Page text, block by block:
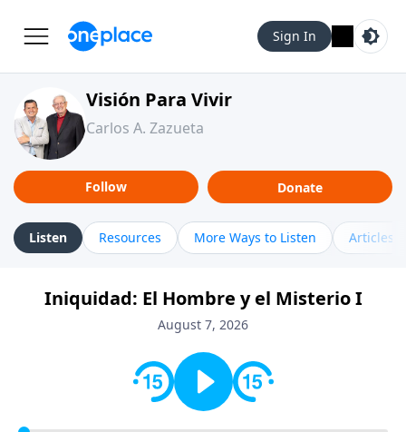
Sign In
Visión Para Vivir
Carlos A. Zazueta
Follow Donate
Listen Resources More Ways to Listen Articles
Iniquidad: El Hombre y el Misterio I
August 7, 2026